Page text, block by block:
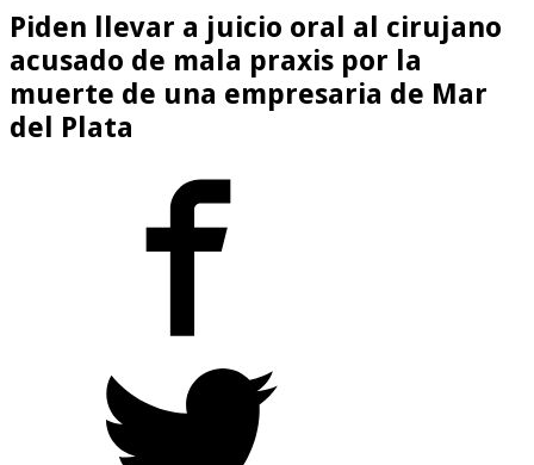
Piden llevar a juicio oral al cirujano
acusado de mala praxis por la
muerte de una empresaria de Mar
del Plata